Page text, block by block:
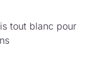
tout blanc pour